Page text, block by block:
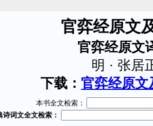
官弈经原文
官弈经原文
明 · 张居
下载： 官弈经原
本书全文检索：